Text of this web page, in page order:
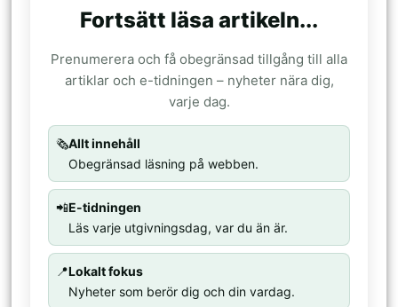
Fortsätt läsa artikeln...
Prenumerera och få obegränsad tillgång till alla
artiklar och e-tidningen – nyheter nära dig,
varje dag.
🗞️Allt innehåll
Obegränsad läsning på webben.
📲E-tidningen
Läs varje utgivningsdag, var du än är.
📍Lokalt fokus
Nyheter som berör dig och din vardag.